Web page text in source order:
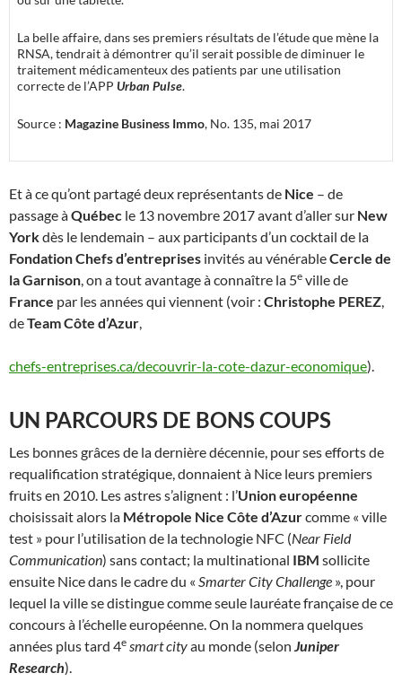
La belle affaire, dans ses premiers résultats de l’étude que mène la
RNSA, tendrait à démontrer qu’il serait possible de diminuer le
traitement médicamenteux des patients par une utilisation
correcte de l’APP Urban Pulse.
Source : Magazine Business Immo, No. 135, mai 2017
Et à ce qu’ont partagé deux représentants de Nice – de
passage àQuébec le 13 novembre 2017 avant d’aller sur New
Yorkdès le lendemain – aux participants d’un cocktail de la
Fondation Chefs d’entreprises invités au vénérableCercle de
la Garnison, on a tout avantage à connaître la 5e ville de
France par les années qui viennent (voir : Christophe PEREZ,
deTeam Côte d’Azur,
chefs-entreprises.ca/decouvrir-la-cote-dazur-economique).
UN PARCOURS DE BONS COUPS
Les bonnes grâces de la dernière décennie, pour ses efforts de
requalification stratégique, donnaient à Nice leurs premiers
fruits en 2010. Les astres s’alignent : l’Union européenne
choisissait alors la Métropole Nice Côte d’Azurcomme « ville
test » pour l’utilisation de la technologie NFC (Near Field
Communication) sans contact; la multinational IBM sollicite
ensuite Nice dans le cadre du « Smarter City Challenge », pour
lequel la ville se distingue comme seule lauréate française de ce
concours à l’échelle européenne. On la nommera quelques
années plus tard 4e smart cityau monde (selon Juniper
Research).